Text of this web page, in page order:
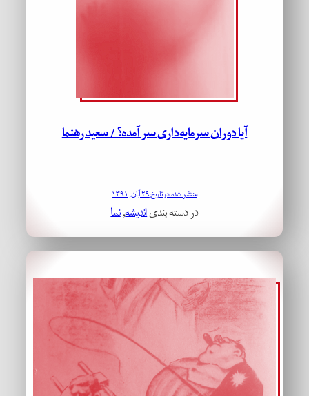
آیا دوران سرمایه‌داری سر آمده؟ / سعید رهنما
منتشر شده در تاریخ ۲۹ آبان, ۱۳۹۱
در دسته بندیاندیشه, نما